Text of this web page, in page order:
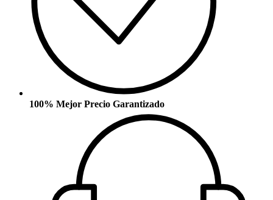
100% Mejor Precio Garantizado